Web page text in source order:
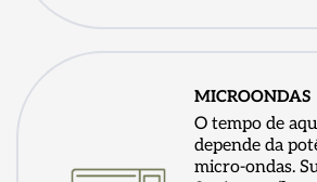
MICROONDAS
O tempo de
depende da
micro-ondas.